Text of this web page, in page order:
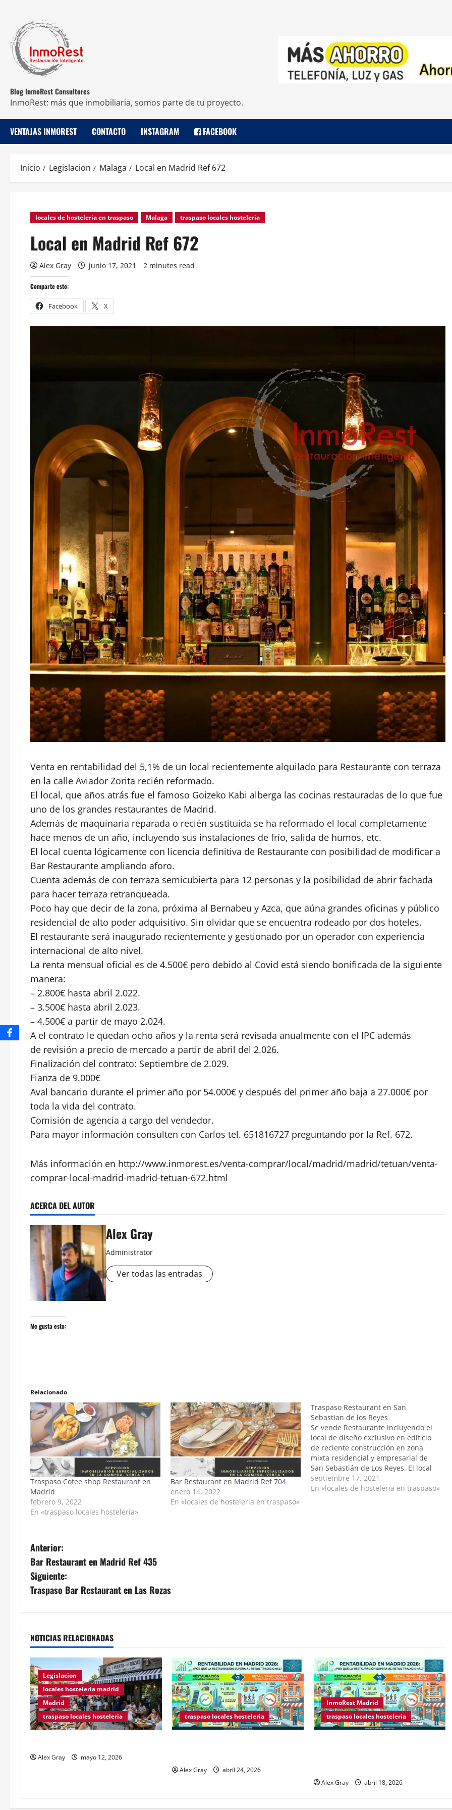
Blog InmoRest Consultores
InmoRest: más que inmobiliaria, somos parte de tu proyecto.
VENTAJAS INMOREST CONTACTO INSTAGRAM FACEBOOK
Inicio Legislacion Malaga Local en Madrid Ref 672
locales de hosteleria en traspaso Malaga traspaso locales hosteleria
Local en Madrid Ref 672
Alex Gray junio 17, 2021 2 minutes read
Comparte esto:
Facebook X
Venta en rentabilidad del 5,1% de un local recientemente alquilado para Restaurante con terraza
en la calle Aviador Zorita recién reformado.
El local, que años atrás fue el famoso Goizeko Kabi alberga las cocinas restauradas de lo que fue
uno de los grandes restaurantes de Madrid.
Además de maquinaria reparada o recién sustituida se ha reformado el local completamente
hace menos de un año, incluyendo sus instalaciones de frío, salida de humos, etc.
El local cuenta lógicamente con licencia definitiva de Restaurante con posibilidad de modificar a
Bar Restaurante ampliando aforo.
Cuenta además de con terraza semicubierta para 12 personas y la posibilidad de abrir fachada
para hacer terraza retranqueada.
Poco hay que decir de la zona, próxima al Bernabeu y Azca, que aúna grandes oficinas y público
residencial de alto poder adquisitivo. Sin olvidar que se encuentra rodeado por dos hoteles.
El restaurante será inaugurado recientemente y gestionado por un operador con experiencia
internacional de alto nivel.
La renta mensual oficial es de 4.500€ pero debido al Covid está siendo bonificada de la siguiente
manera:
– 2.800€ hasta abril 2.022.
– 3.500€ hasta abril 2.023.
– 4.500€ a partir de mayo 2.024.
A el contrato le quedan ocho años y la renta será revisada anualmente con el IPC además
de revisión a precio de mercado a partir de abril del 2.026.
Finalización del contrato: Septiembre de 2.029.
Fianza de 9.000€
Aval bancario durante el primer año por 54.000€ y después del primer año baja a 27.000€ por
toda la vida del contrato.
Comisión de agencia a cargo del vendedor.
Para mayor información consulten con Carlos tel. 651816727 preguntando por la Ref. 672.
Más información en http://www.inmorest.es/venta-comprar/local/madrid/madrid/tetuan/venta-
comprar-local-madrid-madrid-tetuan-672.html
ACERCA DEL AUTOR
Alex Gray
Administrator
Ver todas las entradas
Me gusta esto:
Relacionado
Traspaso Cofee shop Restaurant en
Madrid
febrero 9, 2022
En «traspaso locales hosteleria»
Bar Restaurant en Madrid Ref 704
enero 14, 2022
En «locales de hosteleria en traspaso»
Traspaso Restaurant en San
Sebastian de los Reyes
Se vende Restaurante incluyendo el
local de diseño exclusivo en edificio
de reciente construcción en zona
mixta residencial y empresarial de
San Sebastián de Los Reyes. El local
está diseñado replicando uno de los
locales de mayor moda en Madrid.
septiembre 17, 2021
En «locales de hosteleria en traspaso»
Anterior:
Bar Restaurant en Madrid Ref 435
Siguiente:
Traspaso Bar Restaurant en Las Rozas
NOTICIAS RELACIONADAS
Legislacion
locales hosteleria madrid
Madrid
traspaso locales hosteleria
Alex Gray mayo 12, 2026
traspaso locales hosteleria
Alex Gray abril 24, 2026
InmoRest Madrid
traspaso locales hosteleria
Alex Gray abril 18, 2026